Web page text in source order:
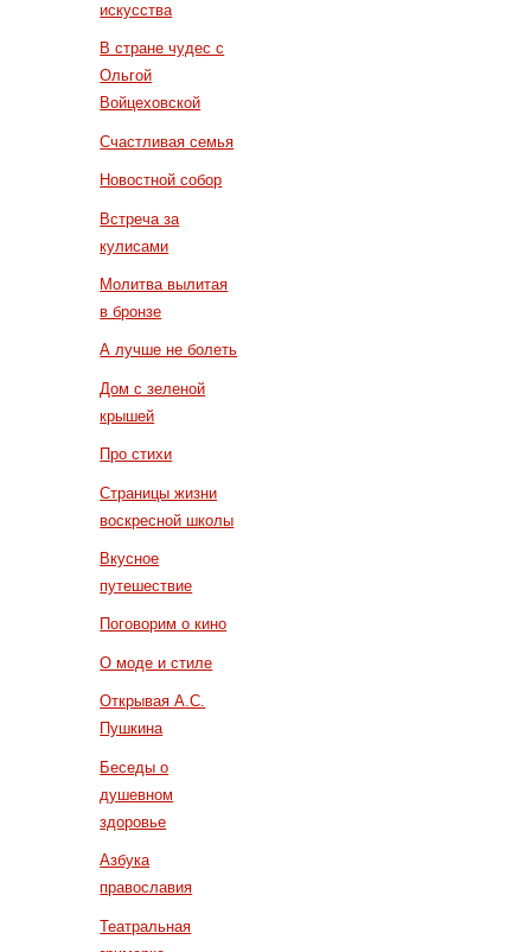
искусства
В стране чудес с
Ольгой
Войцеховской
Счастливая семья
Новостной собор
Встреча за
кулисами
Молитва вылитая
в бронзе
А лучше не болеть
Дом с зеленой
крышей
Про стихи
Страницы жизни
воскресной школы
Вкусное
путешествие
Поговорим о кино
О моде и стиле
Открывая А.С.
Пушкина
Беседы о
душевном
здоровье
Азбука
православия
Театральная